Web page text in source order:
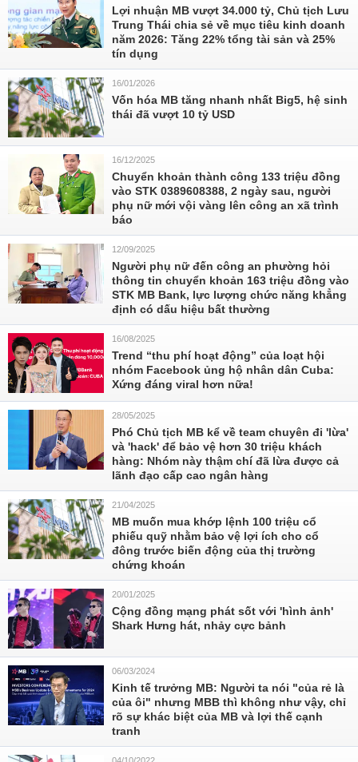
Lợi nhuận MB vượt 34.000 tỷ, Chủ tịch Lưu
Trung Thái chia sẻ về mục tiêu kinh doanh
năm 2026: Tăng 22% tổng tài sản và 25%
tín dụng
16/01/2026
Vốn hóa MB tăng nhanh nhất Big5, hệ sinh
thái đã vượt 10 tỷ USD
16/12/2025
Chuyển khoản thành công 133 triệu đồng
vào STK 0389608388, 2 ngày sau, người
phụ nữ mới vội vàng lên công an xã trình
báo
12/09/2025
Người phụ nữ đến công an phường hỏi
thông tin chuyển khoản 163 triệu đồng vào
STK MB Bank, lực lượng chức năng khẳng
định có dấu hiệu bất thường
16/08/2025
Trend “thu phí hoạt động” của loạt hội
nhóm Facebook ủng hộ nhân dân Cuba:
Xứng đáng viral hơn nữa!
28/05/2025
Phó Chủ tịch MB kể về team chuyên đi 'lừa'
và 'hack' để bảo vệ hơn 30 triệu khách
hàng: Nhóm này thậm chí đã lừa được cả
lãnh đạo cấp cao ngân hàng
21/04/2025
MB muốn mua khớp lệnh 100 triệu cổ
phiếu quỹ nhằm bảo vệ lợi ích cho cổ
đông trước biến động của thị trường
chứng khoán
20/01/2025
Cộng đồng mạng phát sốt với 'hình ảnh'
Shark Hưng hát, nhảy cực bảnh
06/03/2024
Kinh tế trưởng MB: Người ta nói "của rẻ là
của ôi" nhưng MBB thì không như vậy, chỉ
rõ sự khác biệt của MB và lợi thế cạnh
tranh